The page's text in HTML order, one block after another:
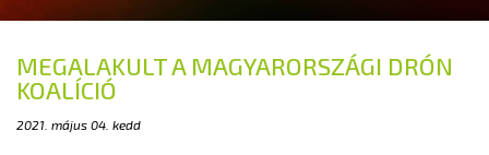
MEGALAKULT A MAGYARORSZÁGI DRÓN
KOALÍCIÓ
2021. május 04. kedd